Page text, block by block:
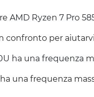
AMD Ryzen 7 Pro
confronto per
ha una frequenza
una frequenza